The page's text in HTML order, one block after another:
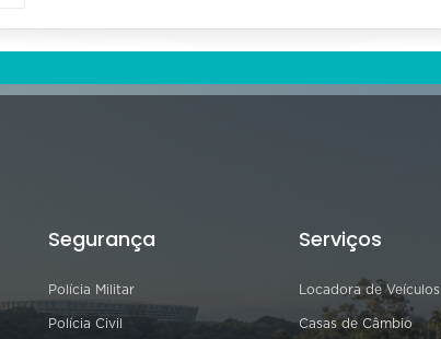
Segurança
Polícia Militar
Polícia Civil
Serviços
Locadora de Veículos
Casas de Câmbio